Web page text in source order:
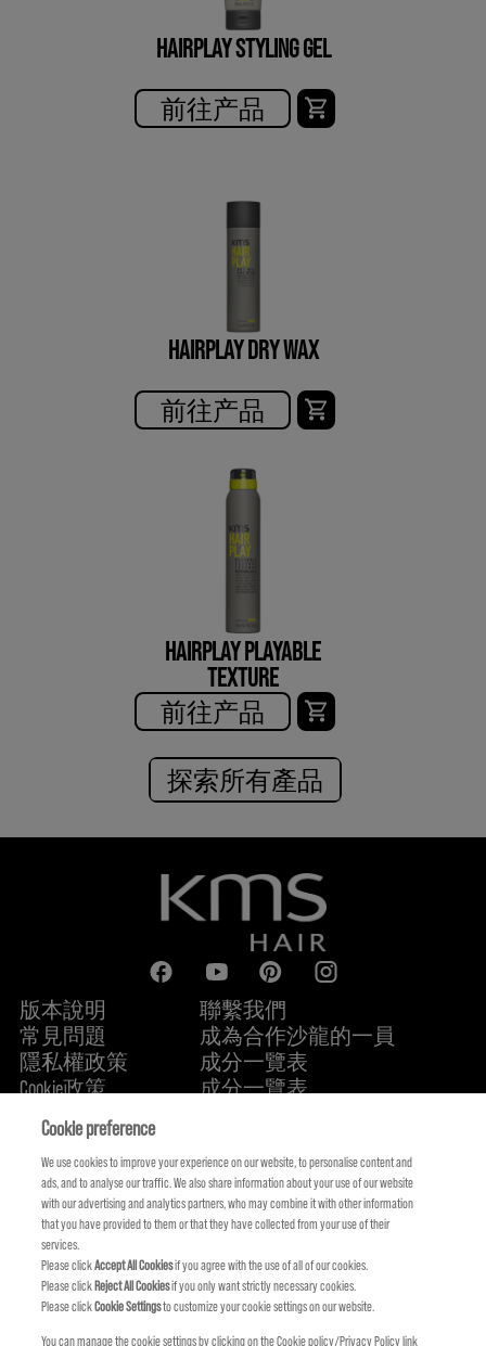
HAIRPLAY STYLING GEL
前往产品
HAIRPLAY DRY WAX
前往产品
HAIRPLAY PLAYABLE
TEXTURE
前往产品
探索所有產品
版本說明
常見問題
隱私權政策
Cookie政策
關於我們
聯繫我們
成為合作沙龍的一員
成分一覽表
成分一覽表
Cookie preference
We use cookies to improve your experience on our website, to personalise content and
ads, and to analyse our traffic. We also share information about your use of our website
with our advertising and analytics partners, who may combine it with other information
that you have provided to them or that they have collected from your use of their
services.
Please clickAccept All Cookiesif you agree with the use of all of our cookies.
Please clickReject All Cookiesif you only want strictly necessary cookies.
Please clickCookie Settingsto customize your cookie settings on our website.
You can manage the cookie settings by clicking on the Cookie policy/Privacy Policy link